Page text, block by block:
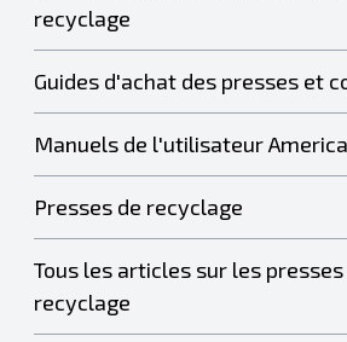
recyclage
Guides d'achat des presses et
Manuels de l'utilisateur
Presses de recyclage
Tous les articles sur les
recyclage